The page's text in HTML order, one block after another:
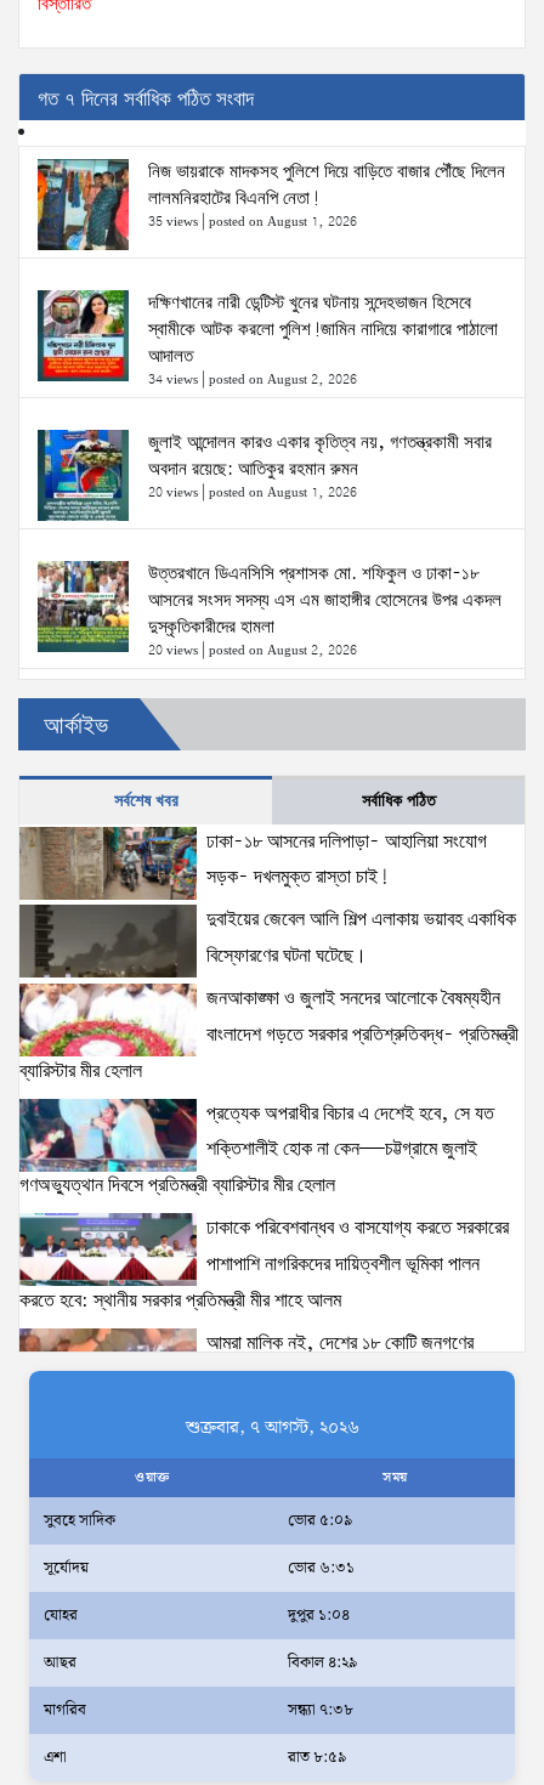
গত ৭ দিনের সর্বাধিক পঠিত সংবাদ
নিজ ভায়রাকে মাদকসহ পুলিশে দিয়ে বাড়িতে বাজার পৌঁছে দিলেন
লালমনিরহাটের বিএনপি নেতা!
35 views posted on August 1, 2026
দক্ষিণখানের নারী ডেন্টিস্ট খুনের ঘটনায় সন্দেহভাজন হিসেবে
স্বামীকে আটক করলো পুলিশ!জামিন নাদিয়ে কারাগারে পাঠালো
আদালত
34 views posted on August 2, 2026
জুলাই আন্দোলন কারও একার কৃতিত্ব নয়, গণতন্ত্রকামী সবার
অবদান রয়েছে: আতিকুর রহমান রুমন
20 views posted on August 1, 2026
উত্তরখানে ডিএনসিসি প্রশাসক মো. শফিকুল ও ঢাকা-১৮
আসনের সংসদ সদস্য এস এম জাহাঙ্গীর হোসেনের উপর একদল
দুস্কৃতিকারীদের হামলা
20 views posted on August 2, 2026
৫ আগস্টের স্মরণসভা সফল করতে প্রস্তুতি সভা অনুষ্ঠিত
18 views
দক্ষিণখানে সেই নারী চিকিৎসককে খুনের মামলায় গ্রেপ্তার তার
স্বামী সোহেল রানার দুই দিনের রিমান্ড আদালত
16 views posted on August 3, 2026
প্রধানমন্ত্রীর সঙ্গে মার্কিন বিশেষ দূতের বৈঠক: তারেক রহমানের
নেতৃত্ব ও বাংলাদেশের স্থিতিশীলতায় দৃঢ় আত্মবিশ্বাস
যুক্তরাষ্ট্রের: মাহ্দী আমিন
15 views
ঢাকাকে পরিবেশবান্ধব ও বাসযোগ্য করতে সরকারের পাশাপাশি
নাগরিকদের দায়িত্বশীল ভূমিকা পালন করতে হবে: স্থানীয় সরকার
প্রতিমন্ত্রী মীর শাহে আলম
15 views| posted on August 3, 2026
ঢাকা-১৮ আসনের দলিপাড়া- আহালিয়া সংযোগ সড়ক-
দখলমুক্ত রাস্তা চাই!
14 views|posted on August 6, 2026
প্রতিমন্ত্রী, জনপ্রশাসন প্রতিমন্ত্রীসহ বগুড়ার সংসদ সদস্যরা’
13 views|posted on August 2, 2026
আর্কাইভ
সর্বশেষ খবর সর্বাধিক পঠিত
ঢাকা-১৮ আসনের দলিপাড়া- আহালিয়া সংযোগ
সড়ক- দখলমুক্ত রাস্তা চাই!
দুবাইয়ের জেবেল আলি শিল্প এলাকায় ভয়াবহ একাধিক
বিস্ফোরণের ঘটনা ঘটেছে।
জনআকাঙ্ক্ষা ও জুলাই সনদের আলোকে বৈষম্যহীন
বাংলাদেশ গড়তে সরকার প্রতিশ্রুতিবদ্ধ- প্রতিমন্ত্রী
ব্যারিস্টার মীর হেলাল
প্রত্যেক অপরাধীর বিচার এ দেশেই হবে, সে যত
শক্তিশালীই হোক না কেন—চট্টগ্রামে জুলাই
গণঅভ্যুত্থান দিবসে প্রতিমন্ত্রী ব্যারিস্টার মীর হেলাল
ঢাকাকে পরিবেশবান্ধব ও বাসযোগ্য করতে সরকারের
পাশাপাশি নাগরিকদের দায়িত্বশীল ভূমিকা পালন
করতে হবে: স্থানীয় সরকার প্রতিমন্ত্রী মীর শাহে আলম
আমরা মালিক নই, দেশের ১৮ কোটি জনগণের
সেবক: ভূমি প্রতিমন্ত্রী ব্যারিস্টার মীর হেলাল
অহেতুক প্রকল্প নয়, পাহাড়িদের জীবনমান উন্নয়নে
বাস্তবভিত্তিক কার্যকর উদ্যোগ নেয়ার আহ্বান
পার্বত্য প্রতিমন্ত্রীর
গ্রেপ্তার তার স্বামী সোহেল রানার দুই দিনের রিমান্ড
আদালত
আইনশৃঙ্খলা পরিস্থিতি সম্পূর্ণ নিয়ন্ত্রণে রয়েছে:
স্বরাষ্ট্রমন্ত্রী
স্বরাষ্ট্রমন্ত্রীর সঙ্গে অস্ট্রেলিয়ার নাগরিকত্ব, কাস্টম
ও বহুসংস্কৃতি বিষয়ক সহকারী মন্ত্রীর সাক্ষাৎ
শুক্রবার, ৭ আগস্ট, ২০২৬
ওয়াক্ত সময়
সুবহে সাদিক
ভোর ৫:০৯
সূর্যোদয়
ভোর ৬:৩১
যোহর
দুপুর ১:০৪
আছর
বিকাল ৪:২৯
মাগরিব
সন্ধ্যা ৭:৩৮
এশা
রাত ৮:৫৯